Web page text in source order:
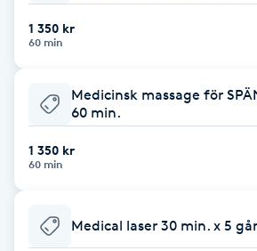
Coachning
Color correction
1 350 kr
60 min
Medicinsk massage för
60 min.
1 350 kr
60 min
Medical laser 30 min. x 5